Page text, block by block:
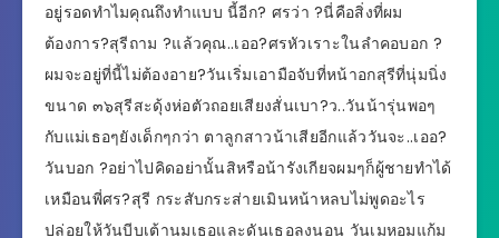
อยู่รอดทำไมคุณถึงทำแบบ นี้อีก? ศรว่า ?นี่คือสิ่งที่ผม
ต้องการ?สุรีถาม ?แล้วคุณ..เออ?ศรหัวเราะในลำคอบอก ?
ผมจะอยู่ที่นี้ไม่ต้องอาย?วันเริ่มเอามือจับที่หน้าอกสุรีที่นุ่มนิ่ง
ขนาด ๓๖สุรีสะดุ้งห่อตัวถอยเสียงสั่นเบา?ว..วันน้ารุ่นพอๆ
กับแม่เธอๆยังเด็กๆกว่า ตาลูกสาวน้าเสียอีกแล้ววันจะ..เออ?
วันบอก ?อย่าไปคิดอย่านั้นสิหรือน้ารังเกียจผมๆก็ผู้ชายทำได้
เหมือนพี่ศร?สุรี กระสับกระส่ายเมินหน้าหลบไม่พูดอะไร
ปล่อยให้วันบีบเต้านมเธอและดันเธอลงนอน วันเมหอมแก้ม